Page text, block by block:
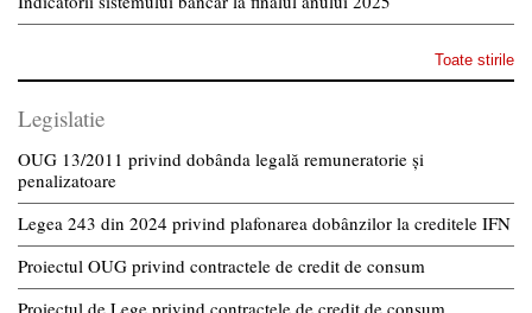
Toate stirile
Legislatie
OUG 13/2011 privind dobânda legală remuneratorie și
penalizatoare
Legea 243 din 2024 privind plafonarea dobânzilor la creditele IFN
Proiectul OUG privind contractele de credit de consum